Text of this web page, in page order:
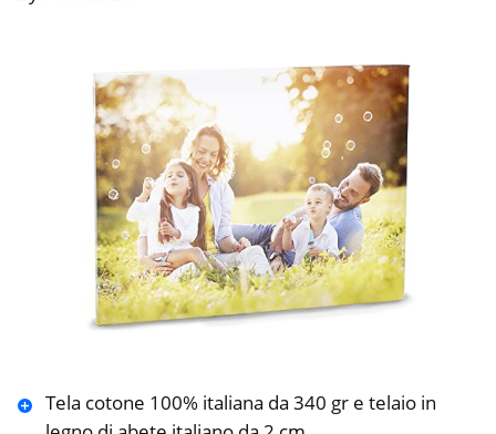
Tela cotone 100% italiana da 340 gr e telaio in